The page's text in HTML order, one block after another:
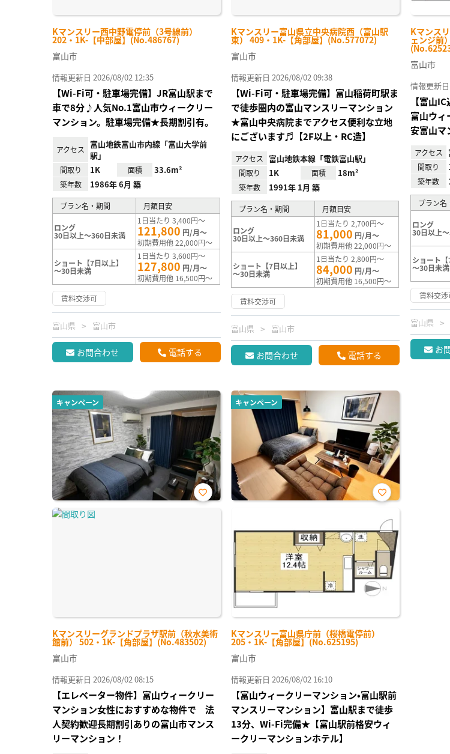
Kマンスリー西中野電停前（3号線前）
202・1K-【中部屋】(No.486767)
富山市
情報更新日 2026/08/02 12:35
【Wi-Fi可・駐車場完備】JR富山駅まで
車で8分♪人気No.1富山市ウィークリー
マンション。駐車場完備★長期割引有。
アクセス
富山地鉄富山市内線「富山大学前
駅」
間取り 1K 面積 33.6m²
築年数 1986年 6月 築
プラン名・期間 月額目安
ロング
30日以上～360日未満
1日当たり 3,400円～
121,800 円/月～
初期費用他 22,000円～
ショート【7日以上】
～30日未満
1日当たり 3,600円～
127,800 円/月～
初期費用他 16,500円～
賃料交渉可
富山県 富山市
お問合わせ 電話する
Kマンスリー富山県立中央病院西（富山駅
東） 409・1K-【角部屋】(No.577072)
富山市
情報更新日 2026/08/02 09:38
【Wi-Fi可・駐車場完備】富山稲荷町駅ま
で徒歩圏内の富山マンスリーマンション
★富山中央病院までアクセス便利な立地
にございます♬【2F以上・RC造】
アクセス 富山地鉄本線「電鉄富山駅」
間取り 1K 面積 18m²
築年数 1991年 1月 築
プラン名・期間 月額目安
ロング
30日以上～360日未満
1日当たり 2,700円～
81,000 円/月～
初期費用他 22,000円～
ショート【7日以上】
～30日未満
1日当たり 2,800円～
84,000 円/月～
初期費用他 16,500円～
賃料交渉可
富山県 富山市
お問合わせ 電話する
Kマンス
ェンジ前
富山市
情報更新
【富山
富山ウィ
安富山マ
アクセス
間取り
築年数
プラン名
ロング
30日以上
ショート【
～30日未満
賃料交渉
富山県
お
キャンペーン
Kマンスリーグランドプラザ駅前（秋水美術
館前） 502・1K-【角部屋】(No.483502)
お気
富山市
情報更新日 2026/08/02 08:15
【エレベーター物件】富山ウィークリー
マンション女性におすすめな物件で 法
人契約歓迎長期割引ありの富山市マンス
リーマンション！
キャンペーン
Kマンスリー富山県庁前（桜橋電停前）
205・1K-【角部屋】(No.625195)
お気
り登
録
富山市
情報更新日 2026/08/02 16:10
【富山ウィークリーマンション•富山駅前
マンスリーマンション】富山駅まで徒歩
13分、Wi-Fi完備★【富山駅前格安ウィ
ークリーマンションホテル】